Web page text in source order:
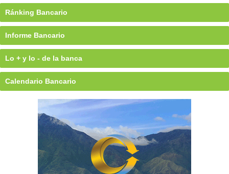
Ránking Bancario
Informe Bancario
Lo + y lo - de la banca
Calendario Bancario